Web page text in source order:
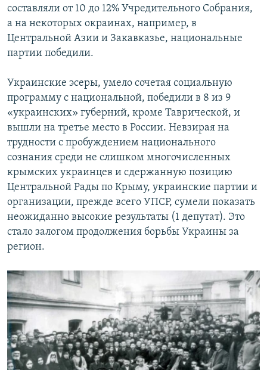
составляли от 10 до 12% Учредительного Собрания,
а на некоторых окраинах, например, в
Центральной Азии и Закавказье, национальные
партии победили.
Украинские эсеры, умело сочетая социальную
программу с национальной, победили в 8 из 9
«украинских» губерний, кроме Таврической, и
вышли на третье место в России. Невзирая на
трудности с пробуждением национального
сознания среди не слишком многочисленных
крымских украинцев и сдержанную позицию
Центральной Рады по Крыму, украинские партии и
организации, прежде всего УПСР, ​сумели показать
неожиданно высокие результаты (1 депутат). Это
стало залогом продолжения борьбы Украины за
регион.